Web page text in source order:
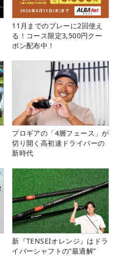
11月までのプレーに2回使え
る！コース限定3,500円クー
ポン配布中！
プロギアの「4層フェース」が
切り開く高初速ドライバーの
新時代
新『TENSEIオレンジ』はドラ
イバーシャフトの“最適解”